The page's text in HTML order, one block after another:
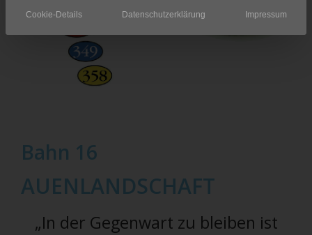
Bahn 16
AUENLANDSCHAFT
„In der Gegenwart zu bleiben ist
Cookie-Details Datenschutzerklärung Impressum